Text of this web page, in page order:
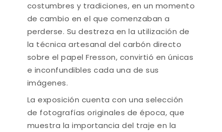
costumbres y tradiciones, en un momento
de cambio en el que comenzaban a
perderse. Su destreza en la utilización de
la técnica artesanal del carbón directo
sobre el papel Fresson, convirtió en únicas
e inconfundibles cada una de sus
imágenes.
La exposición cuenta con una selección
de fotografías originales de época, que
muestra la importancia del traje en la